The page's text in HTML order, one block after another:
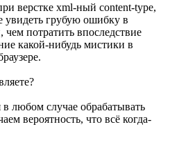
верстке xml-ный content-type,
увидеть грубую ошибку в
чем потратить впоследствие
какой-нибудь мистики в
любом случае обрабатывать
вероятность, что всё когда-